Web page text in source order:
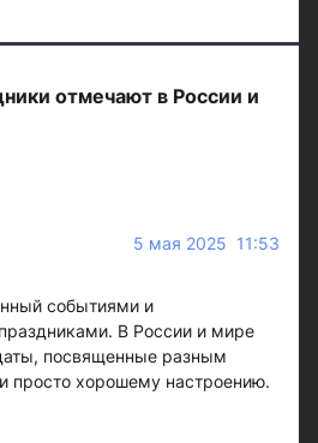
отмечают в России и
5 мая 2025 11:53
событиями и
В России и мире
посвященные разным
просто хорошему настроению.